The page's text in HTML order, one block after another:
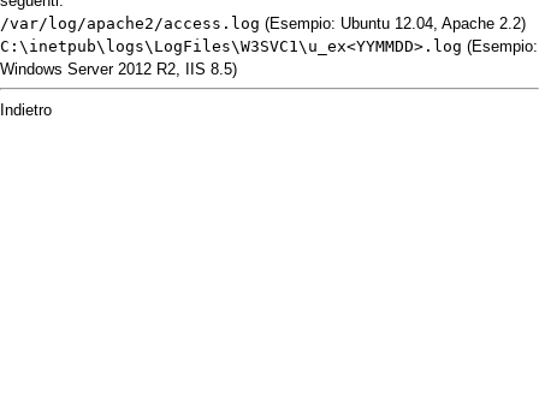
/var/log/apache2/access.log (Esempio: Ubuntu 12.04, Apache 2.2)
C:\inetpub\logs\LogFiles\W3SVC1\u_ex<YYMMDD>.log (Esempio:
Windows Server 2012 R2, IIS 8.5)
Indietro